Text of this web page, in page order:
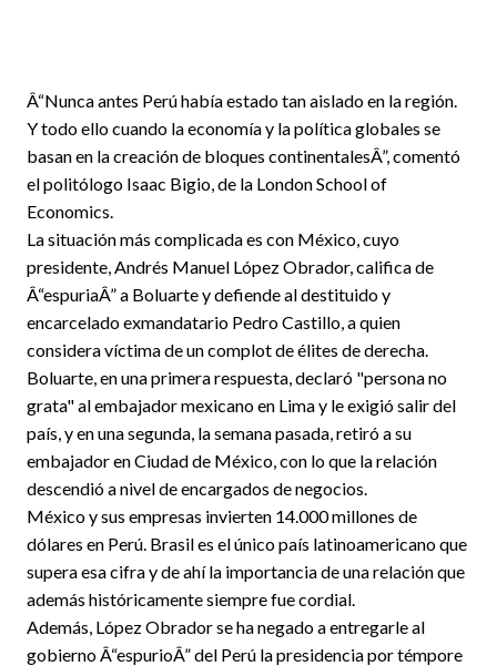
Â“Nunca antes Perú había estado tan aislado en la región.
Y todo ello cuando la economía y la política globales se
basan en la creación de bloques continentalesÂ”, comentó
el politólogo Isaac Bigio, de la London School of
Economics.
La situación más complicada es con México, cuyo
presidente, Andrés Manuel López Obrador, califica de
Â“espuriaÂ” a Boluarte y defiende al destituido y
encarcelado exmandatario Pedro Castillo, a quien
considera víctima de un complot de élites de derecha.
Boluarte, en una primera respuesta, declaró "persona no
grata" al embajador mexicano en Lima y le exigió salir del
país, y en una segunda, la semana pasada, retiró a su
embajador en Ciudad de México, con lo que la relación
descendió a nivel de encargados de negocios.
México y sus empresas invierten 14.000 millones de
dólares en Perú. Brasil es el único país latinoamericano que
supera esa cifra y de ahí la importancia de una relación que
además históricamente siempre fue cordial.
Además, López Obrador se ha negado a entregarle al
gobierno Â“espurioÂ” del Perú la presidencia por témpore